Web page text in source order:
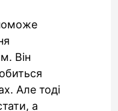
Він
Але тоді
а